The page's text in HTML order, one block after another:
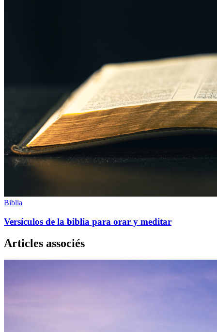
Biblia
Versículos de la biblia para orar y meditar
Articles associés